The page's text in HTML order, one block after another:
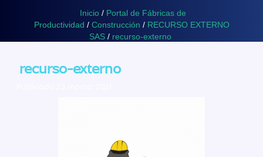
Inicio / Portal de Fábricas de
Productividad / Construcción / RECURSO EXTERNO
SAS / recurso-externo
recurso-externo